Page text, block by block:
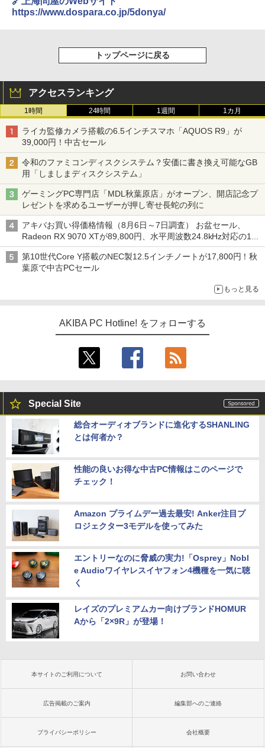
https://www.dospara.co.jp/5donya/
トップページに戻る
アクセスランキング
1時間 24時間 1週間 1カ月
ライカ監修カメラ搭載の6.5インチスマホ「AQUOS R9」が
39,000円！中古セール
令和のファミコンディスクシステム？安価に書き換え可能なGB
用「しましまディスクシステム」
ゲーミングPC専門店「MDL秋葉原店」がオープン、開店記念プ
レゼントを求めるユーザーが押し寄せ長蛇の列に
アキバお買い得価格情報（8月6日～7日調査） お盆セール、
Radeon RX 9070 XTが89,800円、水平周波数24.8kHz対応の17
型モニターが9,801円、暑さ指数連動セール ほか
第10世代Core Y搭載のNEC製12.5インチノートが17,800円！秋
葉原で中古PCセール
もっと見る
AKIBA PC Hotline! をフォローする
Special Site
総合オーディオブランドに進化するSHANLING
とは何者か？
性能の良いお得な中古PC情報はこのページで
チェック！
Amazon プライムデー過去最安! Anker注目プ
ロジェクター3モデルを使ってみた
エントリーなのに脅威の実力!「Osprey」Nobl
e Audioワイヤレスイヤフォン4機種を一気に聴
く
レイズのプレミアムカー向けブランドHOMUR
Aから「2×9R」が登場！
本サイトのご利用について お問い合わせ
広告掲載のご案内 編集部へのご連絡
プライバシーポリシー 会社概要